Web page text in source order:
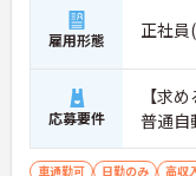
雇用形態 正社員
応募要件
【求
普通自
車通勤可 日勤のみ 高収